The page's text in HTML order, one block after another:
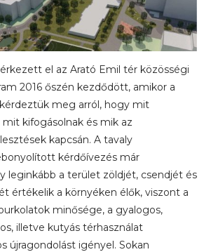
el az Arató Emil tér közösségi
2016 őszén kezdődött, amikor a
meg arról, hogy mit
kifogásolnak és mik az
kapcsán. A tavaly
kérdőívezés már
leginkább a terület zöldjét, csendjét és
értékelik a környéken élők, viszont a
minősége, a gyalogos,
illetve kutyás térhasználat
újragondolást igényel. Sokan